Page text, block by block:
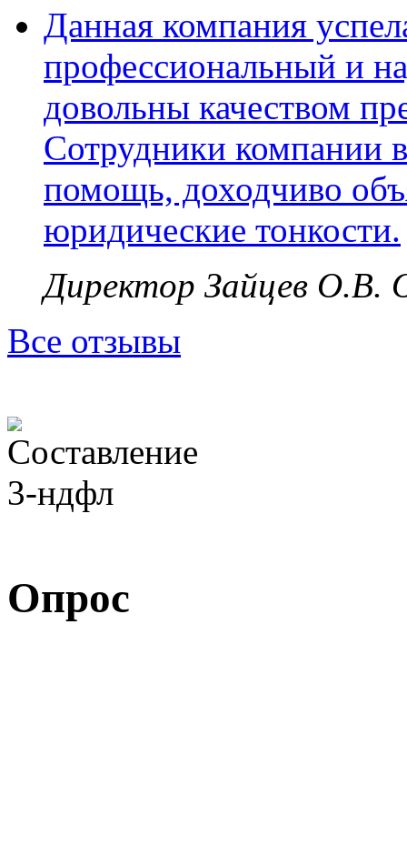
Данная компания
профессиональный и
довольны качеством
Сотрудники компании
помощь, доходчиво
юридические тонкости.
Директор Зайцев О.В.
Все отзывы
Опрос